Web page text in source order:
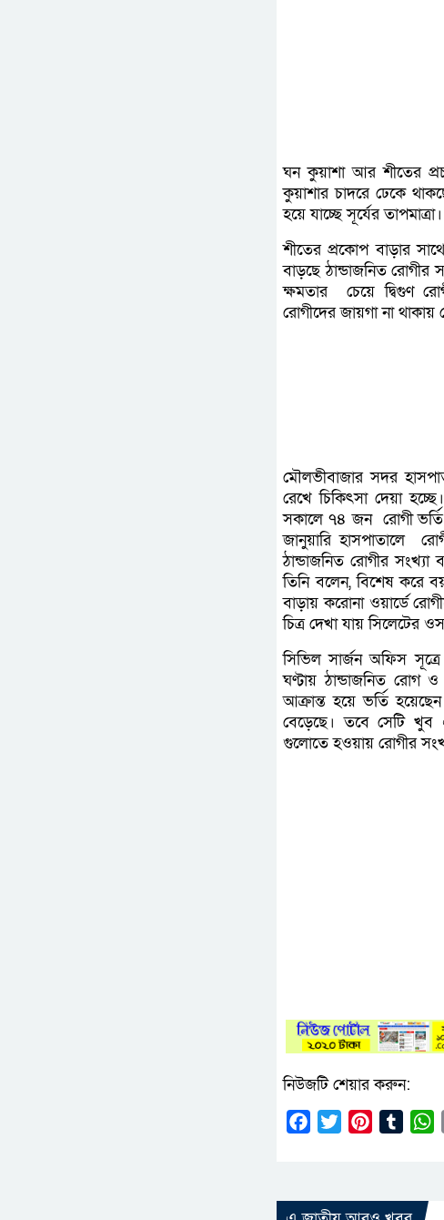
ঘন কুয়াশা আর শীতের
কুয়াশার চাদরে ঢেকে
হয়ে যাচ্ছে সূর্যের তাপমাত্রা।
শীতের প্রকোপ বাড়ার
বাড়ছে ঠান্ডাজনিত রোগীর
ক্ষমতার চেয়ে দ্বিগুণ
রোগীদের জায়গা না থাকায়
মৌলভীবাজার সদর
রেখে চিকিৎসা দেয়া
সকালে ৭৪ জন রোগী ভর্তি
জানুয়ারি হাসপাতালে
ঠান্ডাজনিত রোগীর সংখ্যা
তিনি বলেন, বিশেষ করে
বাড়ায় করোনা ওয়ার্ডে
চিত্র দেখা যায় সিলেটের
সিভিল সার্জন অফিস
ঘণ্টায় ঠান্ডাজনিত রোগ
আক্রান্ত হয়ে ভর্তি
বেড়েছে। তবে সেটি খুব
গুলোতে হওয়ায় রোগীর
নিউজটি শেয়ার করুন:
Facebook
Twitter Pinterest